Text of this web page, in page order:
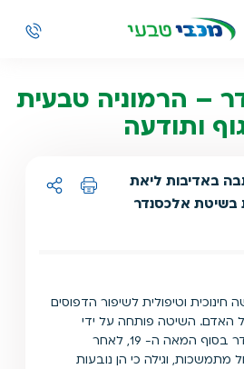
– הרמוניה טבעית
ותודעה
באדיבות ליאת
בשיטת אלכסנדר
חינוכית וטיפולית לשיפור הדפוסים
האדם. השיטה פותחה על ידי
פרדריק מתיאס אלכסנדר בסוף המאה ה- 19, לאחר
וגילה כי הן נובעות